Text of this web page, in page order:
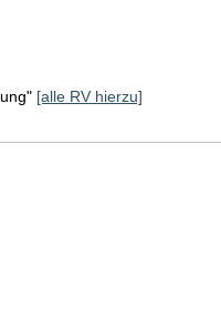
[alle RV hierzu]